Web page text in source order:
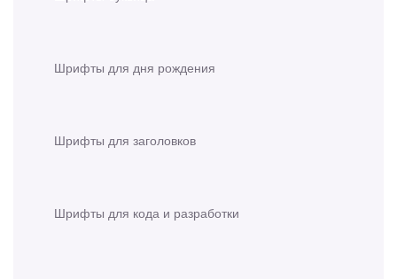
Шрифты для дня рождения
Шрифты для заголовков
Шрифты для кода и разработки